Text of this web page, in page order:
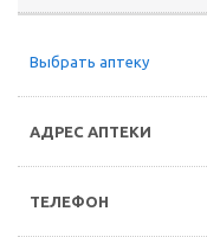
Выбрать аптеку